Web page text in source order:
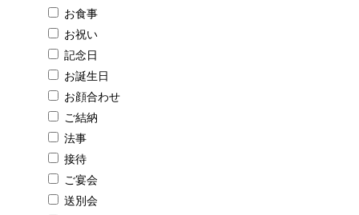
お食事
お祝い
記念日
お誕生日
お顔合わせ
ご結納
法事
接待
ご宴会
送別会